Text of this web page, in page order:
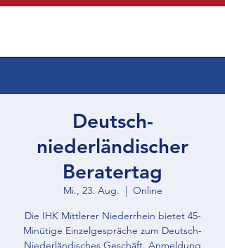
Deutsch-
niederländischer
Beratertag
Mi., 23. Aug.
  |
Online
Die IHK Mittlerer Niederrhein bietet 45-
Minütige Einzelgespräche zum Deutsch-
Niederländisches Geschäft. Anmeldung